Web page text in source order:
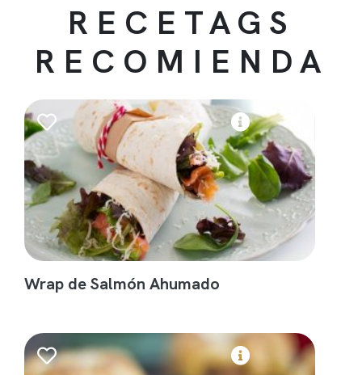
RECETAGS
RECOMIENDA
Wrap de Salmón Ahumado